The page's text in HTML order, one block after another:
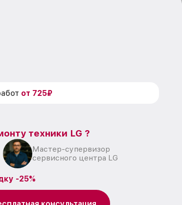
от 725₽
техники LG ?
Мастер-супервизор
сервисного центра LG
-25%